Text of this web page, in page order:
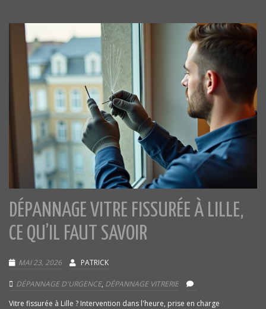
DÉPANNAGE VITRE FISSURÉE À LILLE,
CE QU’IL FAUT SAVOIR
MAI 23, 2026 PATRICK
DÉPANNAGE D'URGENCE, DÉPANNAGE VITRERIE
Vitre fissurée à Lille ? Intervention dans l'heure, prise en charge